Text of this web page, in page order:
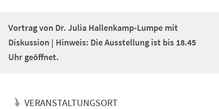
Vortrag von Dr. Julia Hallenkamp-Lumpe mit
Diskussion | Hinweis: Die Ausstellung ist bis 18.45
Uhr geöffnet.
VERANSTALTUNGSORT